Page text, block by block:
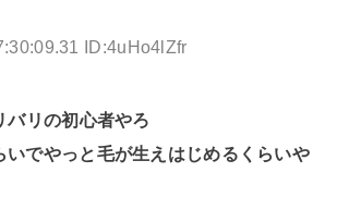
ID:4uHo4lZfr
バリの初心者やろ
いでやっと毛が生えはじめるくらいや